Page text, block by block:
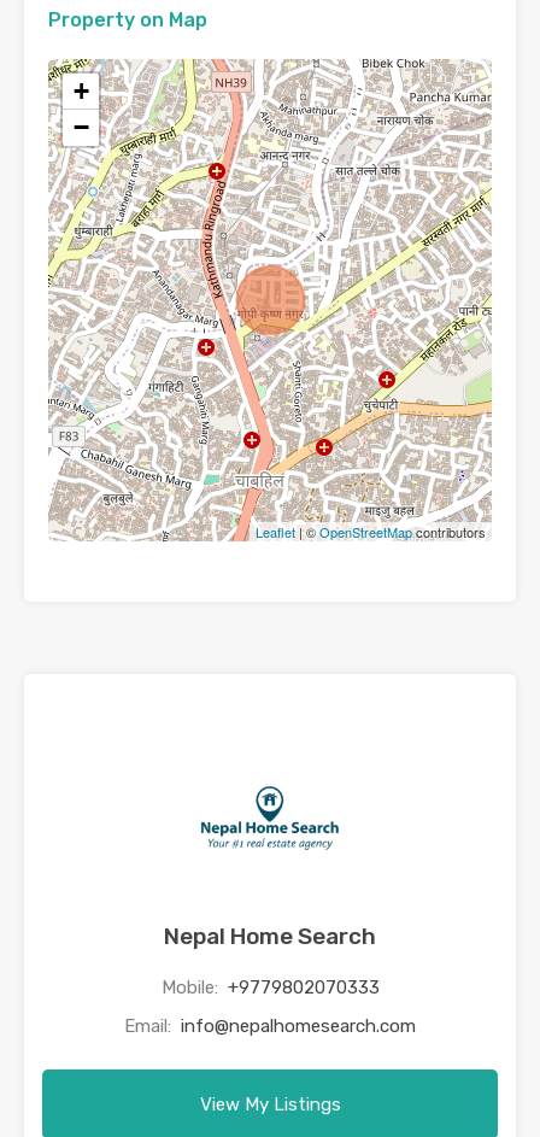
Property on Map
+
−
Leaflet| ©OpenStreetMapcontributors
Nepal Home Search
Mobile: +9779802070333
Email: info@nepalhomesearch.com
View My Listings